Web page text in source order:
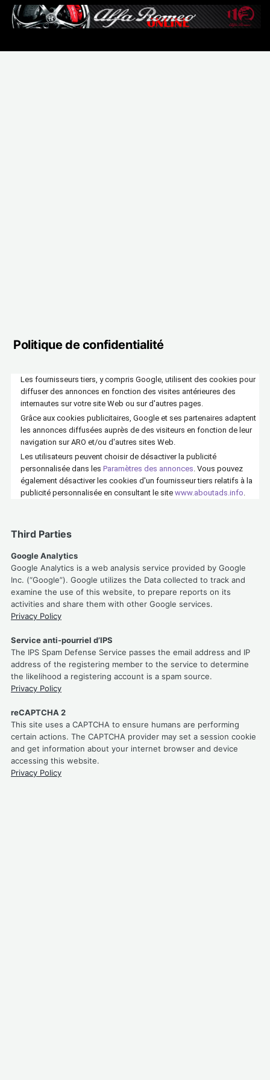
Politique de confidentialité
Les fournisseurs tiers, y compris Google, utilisent des cookies pour
diffuser des annonces en fonction des visites antérieures des
internautes sur votre site Web ou sur d'autres pages.
Grâce aux cookies publicitaires, Google et ses partenaires adaptent
les annonces diffusées auprès de des visiteurs en fonction de leur
navigation sur ARO et/ou d'autres sites Web.
Les utilisateurs peuvent choisir de désactiver la publicité
personnalisée dans les Paramètres des annonces. Vous pouvez
également désactiver les cookies d'un fournisseur tiers relatifs à la
publicité personnalisée en consultant le site www.aboutads.info.
Third Parties
Google Analytics
Google Analytics is a web analysis service provided by Google
Inc. (“Google”). Google utilizes the Data collected to track and
examine the use of this website, to prepare reports on its
activities and share them with other Google services.
Privacy Policy
Service anti-pourriel d’IPS
The IPS Spam Defense Service passes the email address and IP
address of the registering member to the service to determine
the likelihood a registering account is a spam source.
Privacy Policy
reCAPTCHA 2
This site uses a CAPTCHA to ensure humans are performing
certain actions. The CAPTCHA provider may set a session cookie
and get information about your internet browser and device
accessing this website.
Privacy Policy